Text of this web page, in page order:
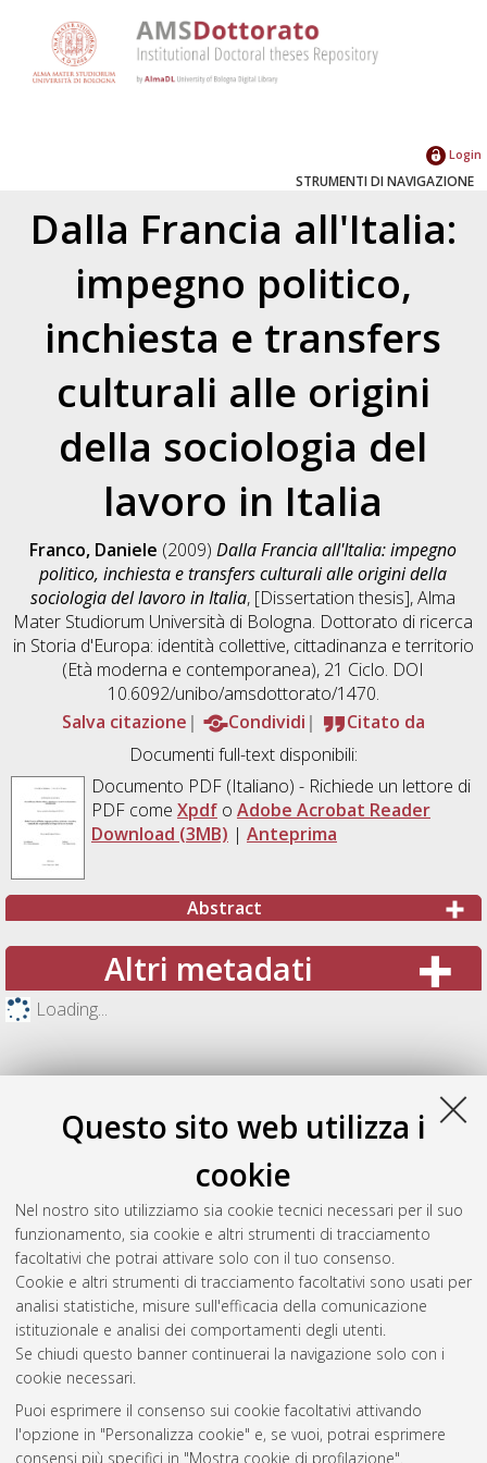
Questo sito web utilizza i
cookie
Nel nostro sito utilizziamo sia cookie tecnici necessari per il suo
funzionamento, sia cookie e altri strumenti di tracciamento
facoltativi che potrai attivare solo con il tuo consenso.
Cookie e altri strumenti di tracciamento facoltativi sono usati per
analisi statistiche, misure sull'efficacia della comunicazione
istituzionale e analisi dei comportamenti degli utenti.
Se chiudi questo banner continuerai la navigazione solo con i
cookie necessari.
Puoi esprimere il consenso sui cookie facoltativi attivando
l'opzione in "Personalizza cookie" e, se vuoi, potrai esprimere
consensi più specifici in "Mostra cookie di profilazione".
Login
STRUMENTI DI NAVIGAZIONE
Dalla Francia all'Italia:
impegno politico,
inchiesta e transfers
culturali alle origini
della sociologia del
lavoro in Italia
Franco, Daniele (2009)Dalla Francia all'Italia: impegno
politico, inchiesta e transfers culturali alle origini della
sociologia del lavoro in Italia, [Dissertation thesis], Alma
Mater Studiorum Università di Bologna. Dottorato di ricerca
in Storia d'Europa: identità collettive, cittadinanza e territorio
(Età moderna e contemporanea), 21 Ciclo. DOI
10.6092/unibo/amsdottorato/1470.
Salva citazione
Condividi
Citato da
Documenti full-text disponibili:
Documento PDF(Italiano) - Richiede un lettore di
PDF come Xpdfo Adobe Acrobat Reader
Download (3MB) | Anteprima
Abstract
Altri metadati
Loading...
Gestione del documento:
Atom
Rss 1.0